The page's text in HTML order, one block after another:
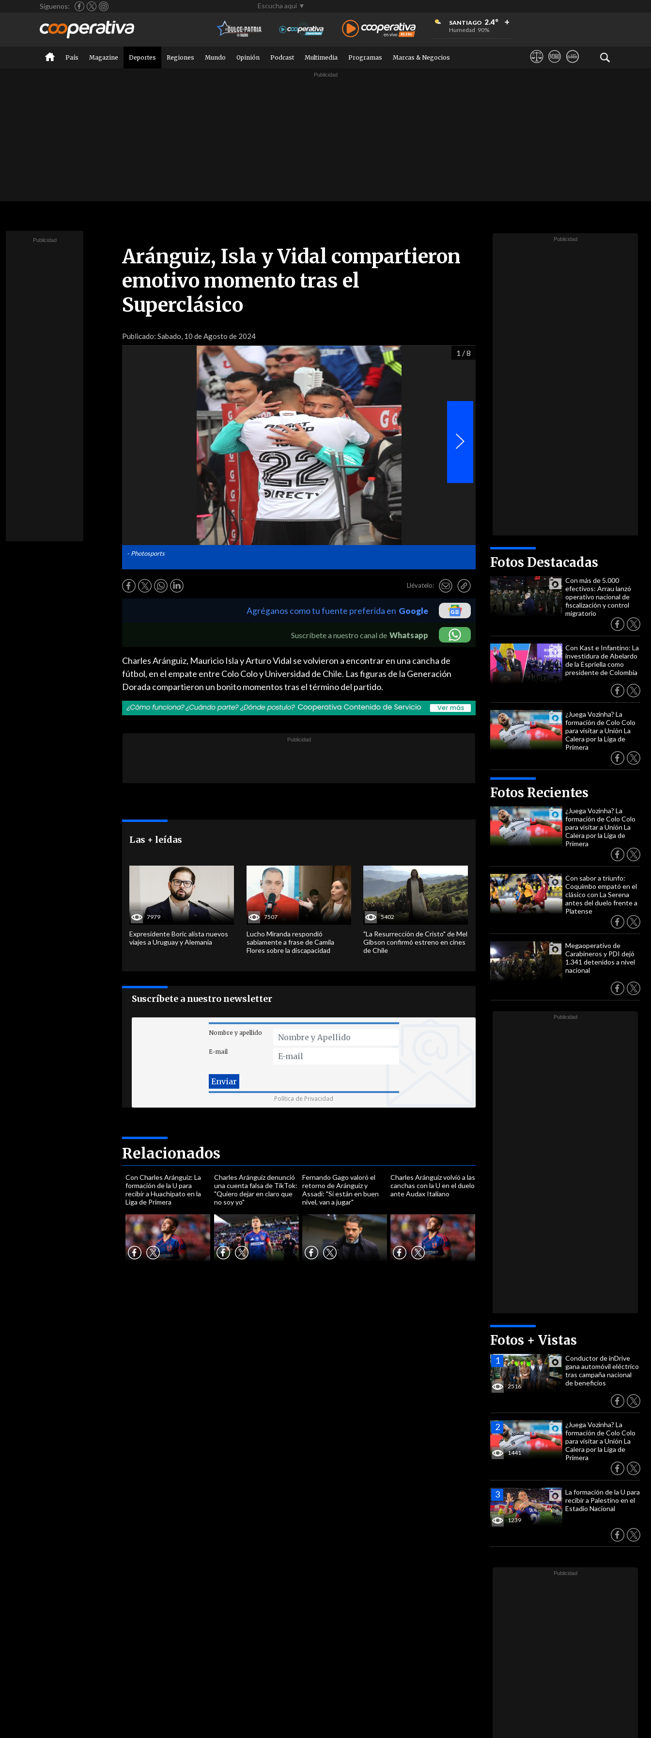
Síguenos: Escucha aquí ▼
SANTIAGO 2.4°
Humedad 90%
+
+
+
País Magazine Deportes Regiones Mundo Opinión Podcast Multimedia Programas Marcas & Negocios
Aránguiz, Isla y Vidal compartieron
emotivo momento tras el
Superclásico
Publicado: Sabado, 10 de Agosto de 2024
1 / 8
- Photosports
Llévatelo:
Fotos Destacadas
Con más de 5.000
efectivos: Arrau lanzó
operativo nacional de
fiscalización y control
migratorio
Con Kast e Infantino: La
investidura de Abelardo
de la Espriella como
presidente de Colombia
¿Juega Vozinha? La
formación de Colo Colo
para visitar a Unión La
Calera por la Liga de
Primera
Fotos Recientes
¿Juega Vozinha? La
formación de Colo Colo
para visitar a Unión La
Calera por la Liga de
Primera
Con sabor a triunfo:
Coquimbo empató en el
clásico con La Serena
antes del duelo frente a
Platense
Megaoperativo de
Carabineros y PDI dejó
1.341 detenidos a nivel
nacional
Fotos + Vistas
2516
Conductor de inDrive
gana automóvil eléctrico
tras campaña nacional
de beneficios
1441
¿Juega Vozinha? La
formación de Colo Colo
para visitar a Unión La
Calera por la Liga de
Primera
1239
La formación de la U para
recibir a Palestino en el
Estadio Nacional
Agréganos como tu fuente preferida en Google
Suscríbete a nuestro canal de Whatsapp
Charles Aránguiz, Mauricio Isla y Arturo Vidal se volvieron a encontrar en una cancha de
fútbol, en el empate entre Colo Colo y Universidad de Chile. Las figuras de la Generación
Dorada compartieron un bonito momentos tras el término del partido.
Las + leídas
7979
Expresidente Boric alista nuevos
viajes a Uruguay y Alemania
7507
Lucho Miranda respondió
sabiamente a frase de Camila
Flores sobre la discapacidad
5402
"La Resurrección de Cristo" de Mel
Gibson confirmó estreno en cines
de Chile
Suscríbete a nuestro newsletter
Nombre y apellido
E-mail
Política de Privacidad
Relacionados
Con Charles Aránguiz: La
formación de la U para
recibir a Huachipato en la
Liga de Primera
Charles Aránguiz denunció
una cuenta falsa de TikTok:
"Quiero dejar en claro que
no soy yo"
Fernando Gago valoró el
retorno de Aránguiz y
Assadi: "Si están en buen
nivel, van a jugar"
Charles Aránguiz volvió a las
canchas con la U en el duelo
ante Audax Italiano